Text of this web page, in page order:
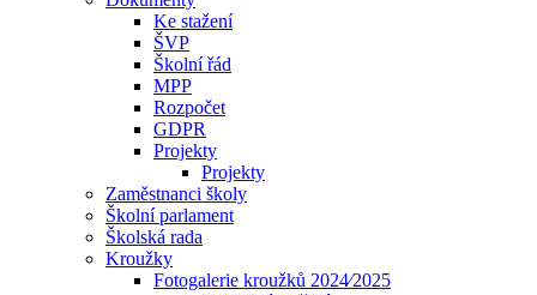
Ke stažení
ŠVP
Školní řád
MPP
Rozpočet
GDPR
Projekty
Projekty
Zaměstnanci školy
Školní parlament
Školská rada
Kroužky
Fotogalerie kroužků 2024⁄2025